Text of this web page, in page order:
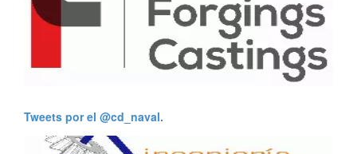
Tweets por el @cd_naval.